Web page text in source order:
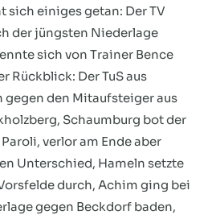
sich einiges getan: Der TV
der jüngsten Niederlage
sich von Trainer Bence
Rückblick: Der TuS aus
den Mitaufsteiger aus
Schaumburg bot der
verlor am Ende aber
Unterschied, Hameln setzte
durch, Achim ging bei
gegen Beckdorf baden,